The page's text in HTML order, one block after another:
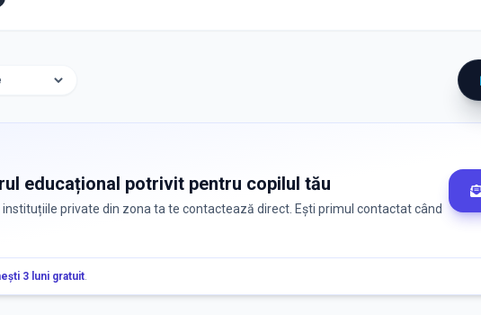
educațional potrivit pentru copilul tău
private din zona ta te contactează direct. Ești primul contactat când
3 luni gratuit.